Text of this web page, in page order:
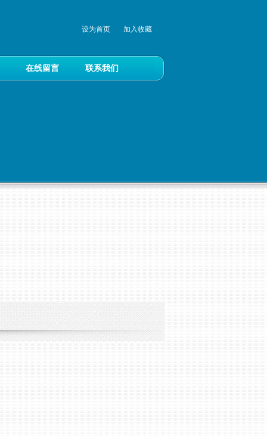
设为首页 加入收藏
在线留言 联系我们